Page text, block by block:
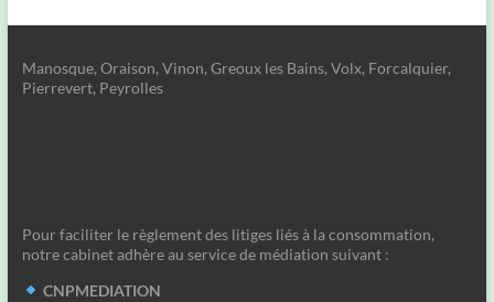
Manosque, Oraison, Vinon, Greoux les Bains, Volx, Forcalquier,
Pierrevert, Peyrolles
Pour faciliter le règlement des litiges liés à la consommation,
notre cabinet adhère au service de médiation suivant :
CNPMEDIATION